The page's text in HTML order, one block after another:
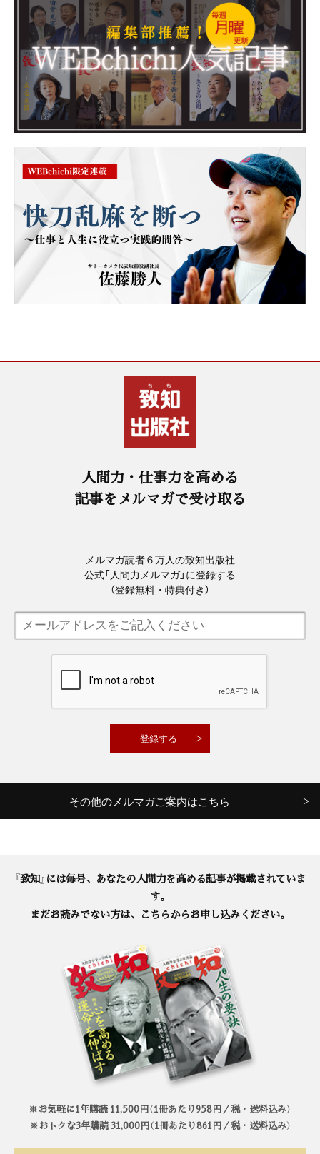
人間力・仕事力を高める
記事をメルマガで受け取る
メルマガ読者６万人の致知出版社
公式「人間力メルマガ」に登録する
（登録無料・特典付き）
その他のメルマガご案内はこちら
『致知』には毎号、あなたの人間力を高める記事が掲載されていま
す。
まだお読みでない方は、こちらからお申し込みください。
※お気軽に1年購読 11,500円（1冊あたり958円／税・送料込み）
※おトクな3年購読 31,000円（1冊あたり861円／税・送料込み）